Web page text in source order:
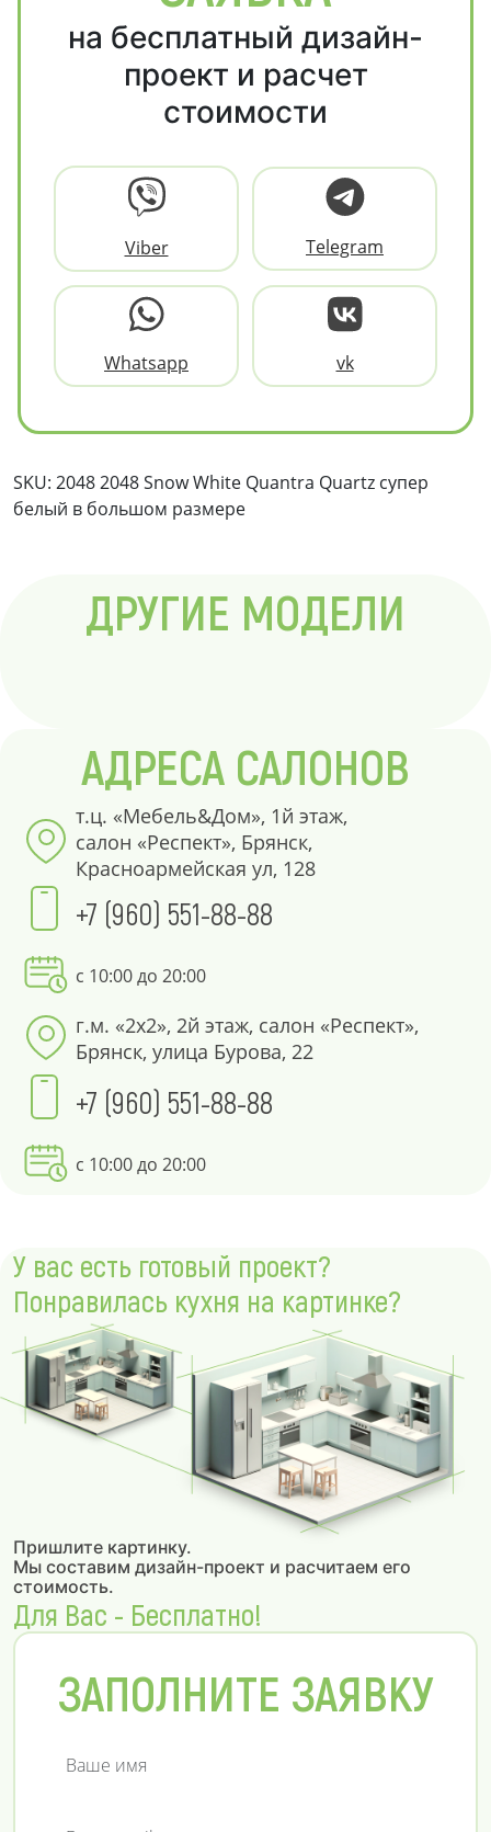
на бесплатный дизайн-
проект и расчет
стоимости
Viber Telegram
Whatsapp vk
SKU: 2048 2048 Snow White Quantra Quartz супер
белый в большом размере
ДРУГИЕ МОДЕЛИ
АДРЕСА САЛОНОВ
т.ц. «Мебель&Дом», 1й этаж,
салон «Респект», Брянск,
Красноармейская ул, 128
+7 (960) 551-88-88
с 10:00 до 20:00
г.м. «2х2», 2й этаж, салон «Респект»,
Брянск, улица Бурова, 22
+7 (960) 551-88-88
с 10:00 до 20:00
У вас есть готовый проект?
Понравилась кухня на картинке?
Пришлите картинку.
Мы составим дизайн-проект и расчитаем его
стоимость.
Для Вас - Бесплатно!
ЗАПОЛНИТЕ ЗАЯВКУ